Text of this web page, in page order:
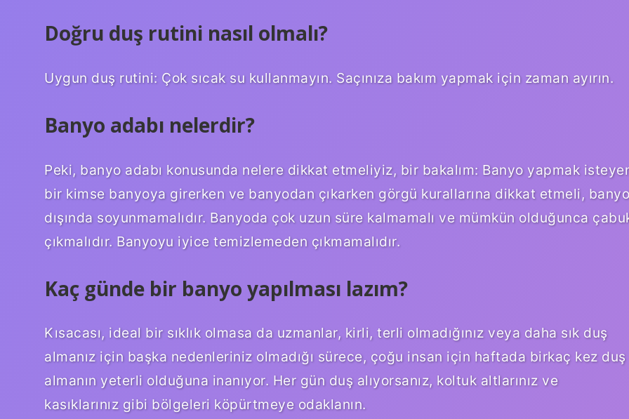
Doğru duş rutini nasıl olmalı?
Uygun duş rutini: Çok sıcak su kullanmayın. Saçınıza bakım yapmak için zaman ayırın.
Banyo adabı nelerdir?
Peki, banyo adabı konusunda nelere dikkat etmeliyiz, bir bakalım: Banyo yapmak
bir kimse banyoya girerken ve banyodan çıkarken görgü kurallarına dikkat etmeli, banyo
dışında soyunmamalıdır. Banyoda çok uzun süre kalmamalı ve mümkün olduğunca
çıkmalıdır. Banyoyu iyice temizlemeden çıkmamalıdır.
Kaç günde bir banyo yapılması lazım?
Kısacası, ideal bir sıklık olmasa da uzmanlar, kirli, terli olmadığınız veya daha sık duş
almanız için başka nedenleriniz olmadığı sürece, çoğu insan için haftada birkaç kez duş
almanın yeterli olduğuna inanıyor. Her gün duş alıyorsanız, koltuk altlarınız ve
kasıklarınız gibi bölgeleri köpürtmeye odaklanın.